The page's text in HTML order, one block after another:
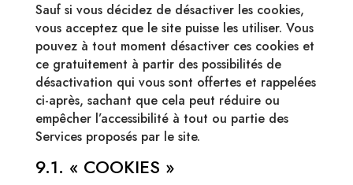
Sauf si vous décidez de désactiver les cookies,
vous acceptez que le site puisse les utiliser. Vous
pouvez à tout moment désactiver ces cookies et
ce gratuitement à partir des possibilités de
désactivation qui vous sont offertes et rappelées
ci-après, sachant que cela peut réduire ou
empêcher l’accessibilité à tout ou partie des
Services proposés par le site.
9.1. « COOKIES »